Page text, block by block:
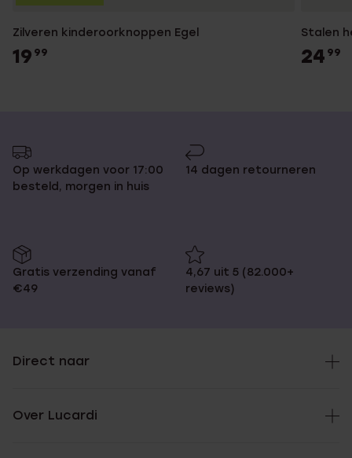
Zilveren kinderoorknoppen Egel
19 99
Stalen
24 99
Op werkdagen voor 17:00
besteld, morgen in huis
14 dagen retourneren
Gratis verzending vanaf
€49
4,67 uit 5 (82.000+
reviews)
Direct naar
Over Lucardi